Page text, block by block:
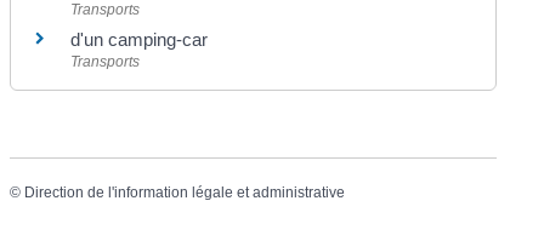
Transports
d'un camping-car
Transports
© Direction de l'information légale et administrative